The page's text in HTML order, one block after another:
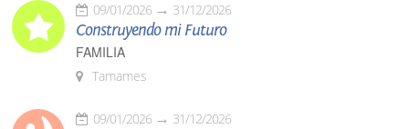
09/01/2026 31/12/2026
Construyendo mi Futuro
FAMILIA
Tamames
09/01/2026 31/12/2026